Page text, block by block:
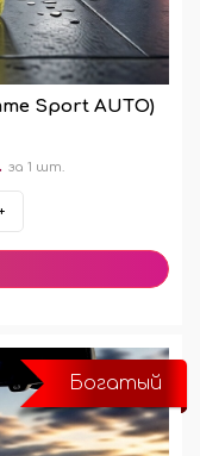
Sport AUTО)
за 1 шт.
Богатый